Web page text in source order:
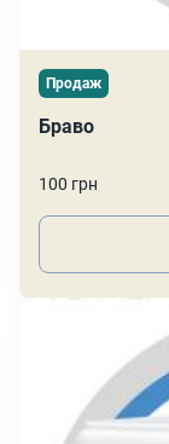
Продаж
Браво
100 грн